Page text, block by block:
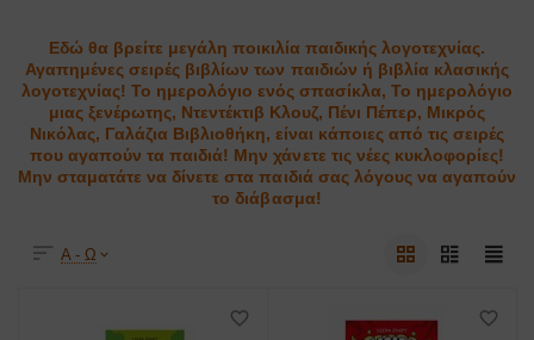
Εδώ θα βρείτε μεγάλη ποικιλία παιδικής λογοτεχνίας.
Αγαπημένες σειρές βιβλίων των παιδιών ή βιβλία κλασικής
λογοτεχνίας! Το ημερολόγιο ενός σπασίκλα, Το ημερολόγιο
μιας ξενέρωτης, Ντεντέκτιβ Κλουζ, Πένι Πέπερ, Μικρός
Νικόλας, Γαλάζια Βιβλιοθήκη, είναι κάποιες από τις σειρές
που αγαπούν τα παιδιά! Μην χάνετε τις νέες κυκλοφορίες!
Μην σταματάτε να δίνετε στα παιδιά σας λόγους να αγαπούν
το διάβασμα!
Α - Ω